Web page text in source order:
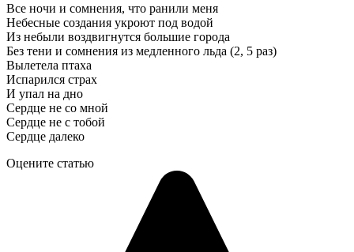
Все ночи и сомнения, что ранили меня
Небесные создания укроют под водой
Из небыли воздвигнутся большие города
Без тени и сомнения из медленного льда (2, 5 раз)
Вылетела птаха
Испарился страх
И упал на дно
Сердце не со мной
Сердце не с тобой
Сердце далеко
Оцените статью